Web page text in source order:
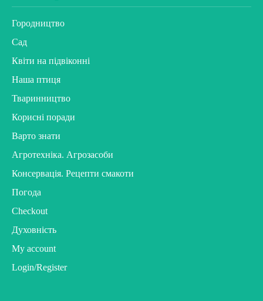
Городництво
Сад
Квіти на підвіконні
Наша птиця
Тваринництво
Корисні поради
Варто знати
Агротехніка. Агрозасоби
Консервація. Рецепти смакоти
Погода
Checkout
Духовність
My account
Login/Register